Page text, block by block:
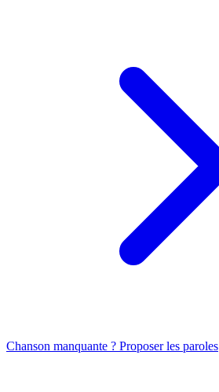
Chanson manquante ? Proposer les paroles